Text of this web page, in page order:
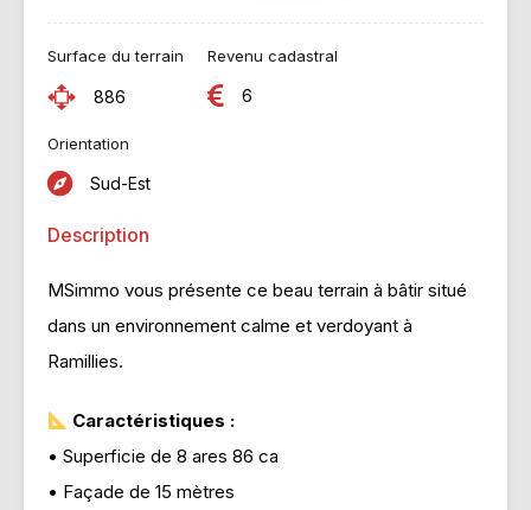
Surface du terrain
886
Revenu cadastral
6
Orientation
Sud-Est
Description
MSimmo vous présente ce beau terrain à bâtir situé
dans un environnement calme et verdoyant à
Ramillies.
Caractéristiques :
• Superficie de 8 ares 86 ca
• Façade de 15 mètres